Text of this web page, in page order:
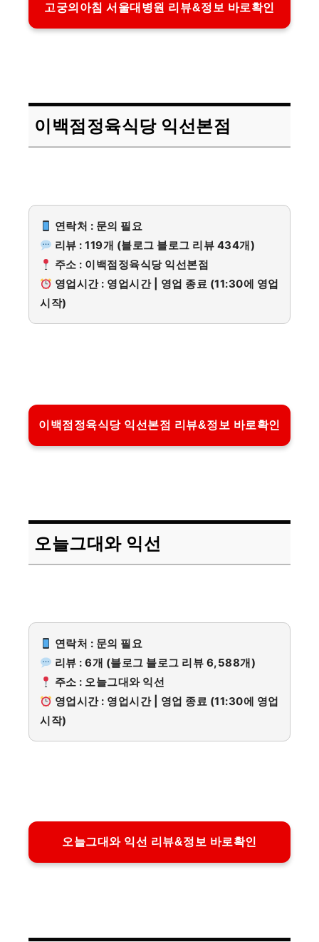
고궁의아침 서울대병원 리뷰&정보 바로확인
이백점정육식당 익선본점
연락처 : 문의 필요
리뷰 : 119개 (블로그 블로그 리뷰 434개)
주소 : 이백점정육식당 익선본점
영업시간 : 영업시간 | 영업 종료 (11:30에 영업
시작)
이백점정육식당 익선본점 리뷰&정보 바로확인
오늘그대와 익선
연락처 : 문의 필요
리뷰 : 6개 (블로그 블로그 리뷰 6,588개)
주소 : 오늘그대와 익선
영업시간 : 영업시간 | 영업 종료 (11:30에 영업
시작)
오늘그대와 익선 리뷰&정보 바로확인